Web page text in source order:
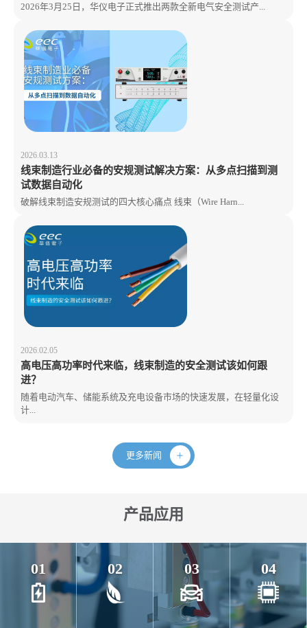
2026年3月25日，华仪电子正式推出两款全新电气安全测试产...
2026.03.13
线束制造行业必备的安规测试解决方案：从多点扫描到测
试数据自动化
破解线束制造安规测试的四大核心痛点 线束（Wire Harn...
2026.02.05
高电压高功率时代来临，线束制造的安全测试该如何跟
进？
随着电动汽车、储能系统及充电设备市场的快速发展，在轻量化设
计...
更多新闻
产品应用
01 02 03 04